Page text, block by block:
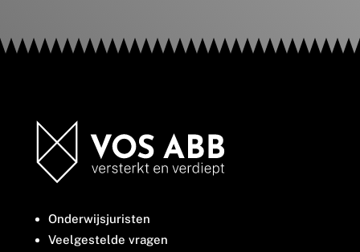
Onderwijsjuristen
Veelgestelde vragen